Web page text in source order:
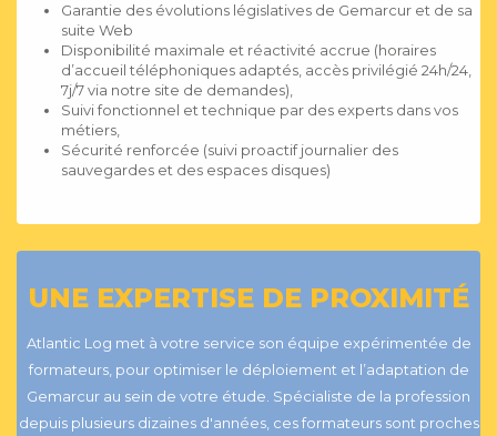
Garantie des évolutions législatives de Gemarcur et de sa
suite Web
Disponibilité maximale et réactivité accrue (horaires
d’accueil téléphoniques adaptés, accès privilégié 24h/24,
7j/7 via notre site de demandes),
Suivi fonctionnel et technique par des experts dans vos
métiers,
Sécurité renforcée (suivi proactif journalier des
sauvegardes et des espaces disques)
UNE EXPERTISE DE PROXIMITÉ
Atlantic Log met à votre service son équipe expérimentée de
formateurs, pour optimiser le déploiement et l’adaptation de
Gemarcur au sein de votre étude. Spécialiste de la profession
depuis plusieurs dizaines d'années, ces formateurs sont proches